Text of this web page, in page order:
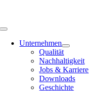
Toggle
NavigationUnternehmen
Qualität
Nachhaltigkeit
Jobs & Karriere
Downloads
Geschichte